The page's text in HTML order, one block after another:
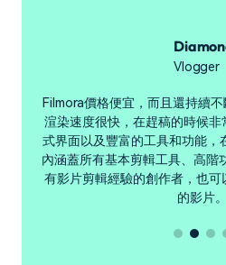
Vlogger
Filmora價格便宜，而且還持續不
渲染速度很快，在趕稿的時候
式界面以及豐富的工具和功能，
內涵蓋所有基本剪輯工具、高階
有影片剪輯經驗的創作者，也
的影片。